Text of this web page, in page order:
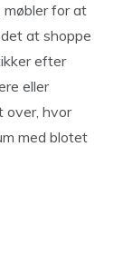
møbler for at
at shoppe
efter
eller
over, hvor
med blotet